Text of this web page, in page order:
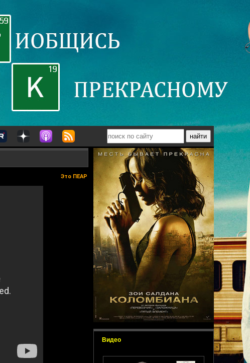
Видео
Это ПЕАР